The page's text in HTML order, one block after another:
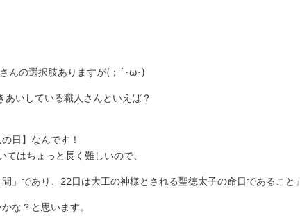
んの選択肢ありますが(；´･ω･)
いしている職人さんといえば？
日】なんです！
てはちょっと長く難しいので、
間」であり、22日は大工の神様とされる聖徳太子の命日であること』
な？と思います。